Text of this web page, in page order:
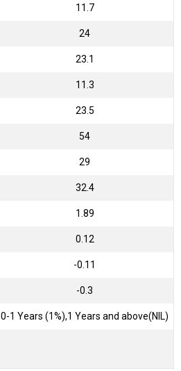
11.7
24
23.1
11.3
23.5
54
29
32.4
1.89
0.12
-0.11
-0.3
0-1 Years (1%),1 Years and above(NIL)